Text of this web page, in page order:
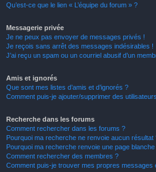
Qu’est-ce que le lien « L’équipe du forum » ?
Messagerie privée
Je ne peux pas envoyer de messages privés !
Je reçois sans arrêt des messages indésirables !
J’ai reçu un spam ou un courriel abusif d’un
Amis et ignorés
Que sont mes listes d’amis et d’ignorés ?
Comment puis-je ajouter/supprimer des
Recherche dans les forums
Comment rechercher dans les forums ?
Pourquoi ma recherche ne renvoie aucun résultat
Pourquoi ma recherche renvoie une page blanche
Comment rechercher des membres ?
Comment puis-je trouver mes propres messages